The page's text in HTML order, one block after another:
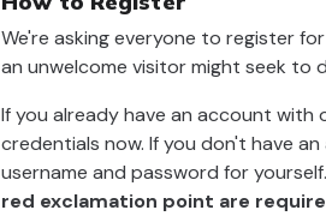
We're asking everyone to register
an unwelcome visitor might seek to
If you already have an account with
credentials now. If you don't have
username and password for yourself.
red exclamation point are